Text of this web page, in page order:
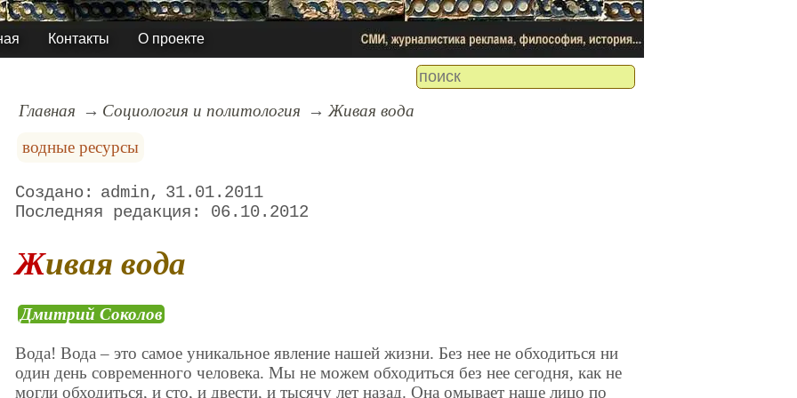
Контакты О проекте
Главная Социология и политология
Живая вода
водные ресурсы
admin
31.01.2011
06.10.2012
Живая вода
Дмитрий Соколов
Вода! Вода – это самое уникальное явление нашей жизни. Без нее не обходиться ни
один день современного человека. Мы не можем обходиться без нее сегодня, как не
могли обходиться, и сто, и двести, и тысячу лет назад. Она омывает наше лицо по